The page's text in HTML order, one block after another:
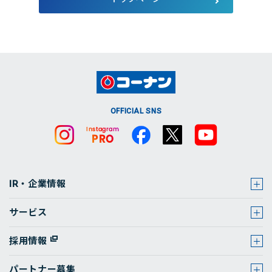
OFFICIAL SNS
IR・企業情報
サービス
採用情報
パートナー募集